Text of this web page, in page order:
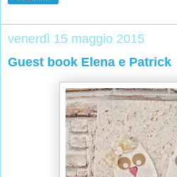
venerdì 15 maggio 2015
Guest book Elena e Patrick